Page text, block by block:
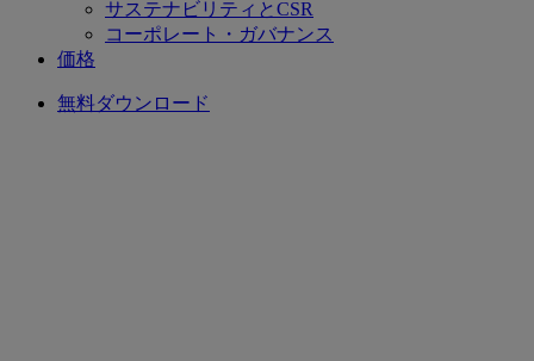
サステナビリティとCSR
コーポレート・ガバナンス
価格
無料ダウンロード